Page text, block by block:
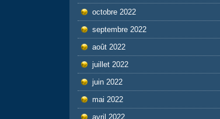
octobre 2022
septembre 2022
août 2022
juillet 2022
juin 2022
mai 2022
avril 2022